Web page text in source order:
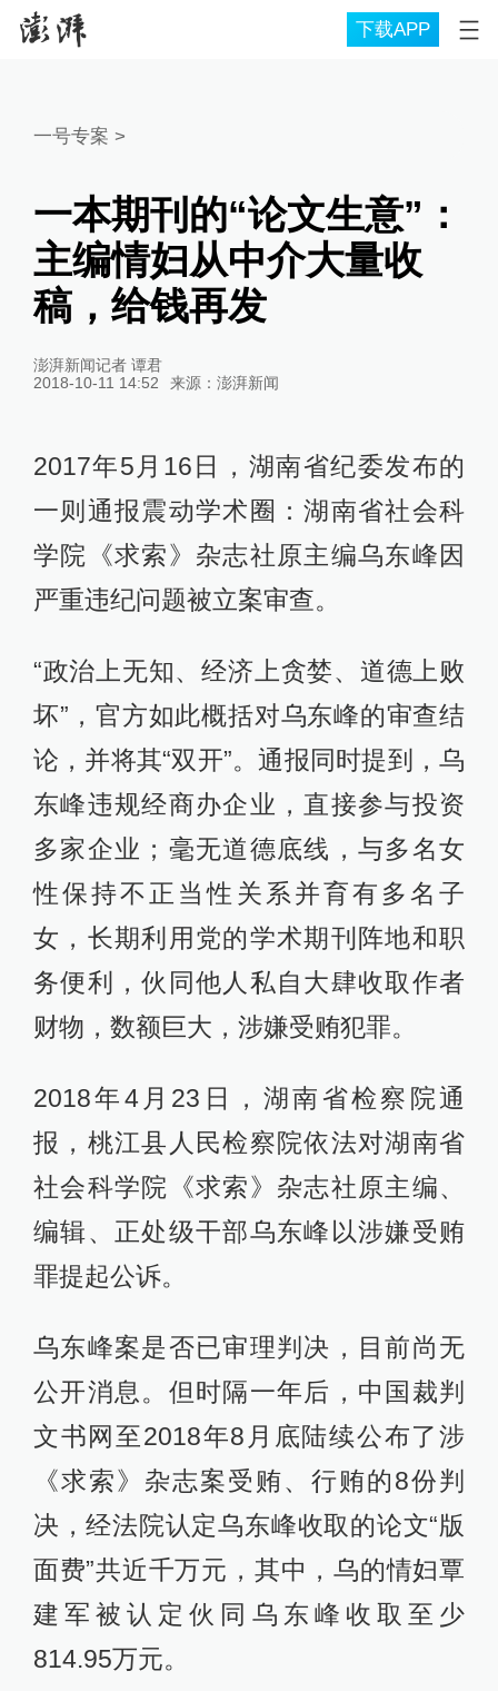
下载APP
一号专案 >
一本期刊的“论文生意”：
主编情妇从中介大量收
稿，给钱再发
澎湃新闻记者 谭君
2018-10-11 14:52
来源： 澎湃新闻
2017年5月16日，湖南省纪委发布的
一则通报震动学术圈：湖南省社会科
学院《求索》杂志社原主编乌东峰因
严重违纪问题被立案审查。
“政治上无知、经济上贪婪、道德上败
坏”，官方如此概括对乌东峰的审查结
论，并将其“双开”。通报同时提到，乌
东峰违规经商办企业，直接参与投资
多家企业；毫无道德底线，与多名女
性保持不正当性关系并育有多名子
女，长期利用党的学术期刊阵地和职
务便利，伙同他人私自大肆收取作者
财物，数额巨大，涉嫌受贿犯罪。
2018年4月23日，湖南省检察院通
报，桃江县人民检察院依法对湖南省
社会科学院《求索》杂志社原主编、
编辑、正处级干部乌东峰以涉嫌受贿
罪提起公诉。
乌东峰案是否已审理判决，目前尚无
公开消息。但时隔一年后，中国裁判
文书网至2018年8月底陆续公布了涉
《求索》杂志案受贿、行贿的8份判
决，经法院认定乌东峰收取的论文“版
面费”共近千万元，其中，乌的情妇覃
建军被认定伙同乌东峰收取至少
814.95万元。